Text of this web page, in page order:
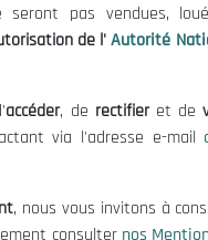
© 2026
pas vendues,
de l' Autorité
accéder, de rectifieret de
via l'adresse e-mail
, nous vous invitons à
consulter nos